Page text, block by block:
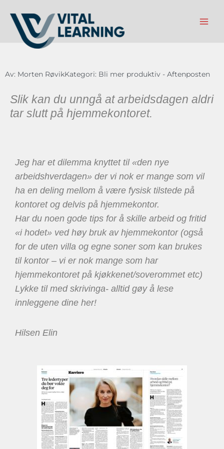
rett
innholdet
Av: Morten RøvikKategori: Bli mer produktiv - Aftenposten
Slik kan du unngå at arbeidsdagen aldri
tar slutt på hjemmekontoret.
Jeg har et dilemma knyttet til «den nye
arbeidshverdagen» der vi nok er mange som vil
ha en deling mellom å være fysisk tilstede på
kontoret og delvis på hjemmekontor.
Har du noen gode tips for å skille arbeid og fritid
«i hodet» ved høy bruk av hjemmekontor (også
for de uten villa og egne soner som kan brukes
til kontor – vi er nok mange som har
hjemmekontoret på kjøkkenet/soverommet etc)
Lykke til med skrivinga- alltid gøy å lese
innleggene dine her!
Hilsen Elin